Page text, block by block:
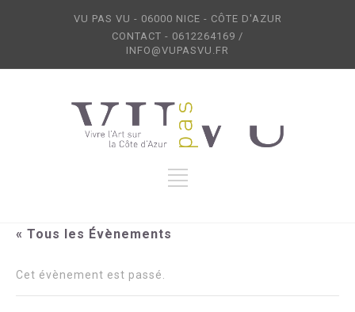
VU PAS VU - 06000 NICE - CÔTE D'AZUR
CONTACT - 0612264169 /
INFO@VUPASVU.FR
« Tous les Évènements
Cet évènement est passé.